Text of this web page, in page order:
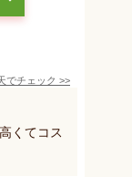
でチェック >>
くてコス